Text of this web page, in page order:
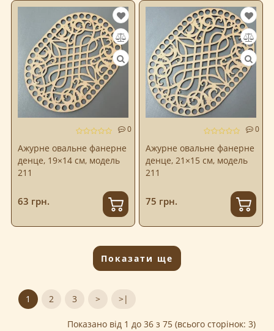
0
Ажурне овальне фанерне
денце, 19×14 см, модель
211
63 грн.
0
Ажурне овальне фанерне
денце, 21×15 см, модель
211
75 грн.
Показати ще
1 2 3 > >|
Показано від 1 до 36 з 75 (всього сторінок: 3)